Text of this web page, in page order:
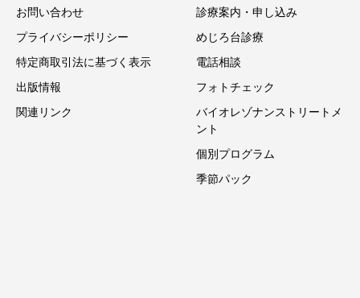
お問い合わせ
プライバシーポリシー
特定商取引法に基づく表示
出版情報
関連リンク
診療案内・申し込み
めじろ台診療
電話相談
フォトチェック
バイオレゾナンストリートメ
ント
個別プログラム
季節パック